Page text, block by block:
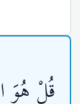
قُلْ هُوَ